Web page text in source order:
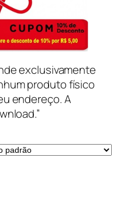
exclusivamente
produto físico
endereço. A